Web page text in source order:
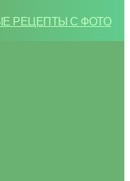
РЕЦЕПТЫ С ФОТО